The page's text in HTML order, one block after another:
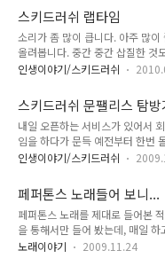
싱 용으로나 사용할려고 뽑았습
은 시점이 너무 높아서 운전하기
차 중에 능력치가 골고루 들어간
이 차를 선택하게 되었네요. 차를
주고 스샷 몇장 찍어 보았습니다.
스키드러쉬 랩타임
소리가 좀 많이 큽니다. 아주 많
올려봅니다. 중간 중간 삽질한 것
요 ㅎ 서로 부대끼지 않고 달리는
인생이야기/스키드러쉬
스키드러쉬 문팰리스 탐방
내일 오픈하는 서비스가 있어서
임을 하다가 문득 예전부터 한번
아보게 되었습니다. 중요한 부분
살펴보기도 힘든 부면이 있습니
리지 않는 Audi R8을 타고 돌아
를 보고서 만들었다고 어디서 들
같이 바다 요트를 탈 수 있는 곳
람을 가르며 탈 수 있게 만든 요트
인생이야기/스키드러쉬
페퍼톤스 노래들어 보니...
페퍼톤스 노래를 제대로 들어본
을 통해서만 들어 봤는데, 매일
너무나도 닮았습니다. 스키드러
노래이야기 2009.11.24